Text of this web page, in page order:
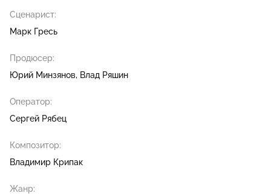
Сценарист:
Марк Гресь
Продюсер:
Юрий Минзянов
Влад Ряшин
Оператор:
Сергей Рябец
Композитор:
Владимир Крипак
Жанр: